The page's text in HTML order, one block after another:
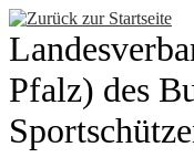
Zum
Inhalt
springen
Pfalz) des